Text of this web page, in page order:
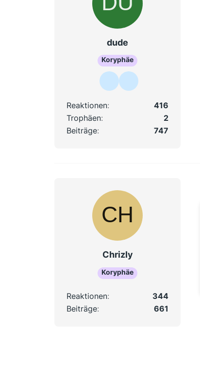
dude
Koryphäe
Reaktionen
416
Trophäen
2
Beiträge
747
Chrizly
Koryphäe
Reaktionen
344
Beiträge
661